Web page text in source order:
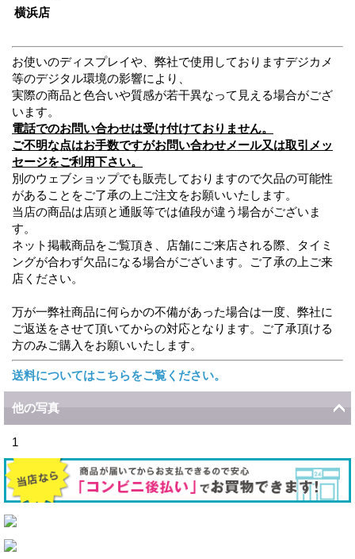
横浜店
お使いのディスプレイや、弊社で使用しておりますデジカメ
等のデジタル環境の影響により、
実際の商品と色合いや質感が若干異なって見える場合がござ
います。
電話でのお問い合わせは受け付けておりません。
ご不明な点はお手数ですがお問い合わせメール又は取引メッ
セージをご利用下さい。
別のウェブショップでも販売しておりますので欠品の可能性
があることをご了承の上ご注文をお願いいたします。
当店の商品は店頭と通販等では値段が違う場合がございま
す。
ネット掲載商品をご覧頂き、店舗にご来店される際、タイミ
ングが合わず欠品になる場合がございます。ご了承の上ご来
店ください。
万が一弊社商品に何らかの不備があった場合は一度、弊社に
ご返送をさせて頂いてからの対応となります。ご了承頂ける
方のみご購入をお願いいたします。
送料についてはこちらをご覧ください。
他の写真
1